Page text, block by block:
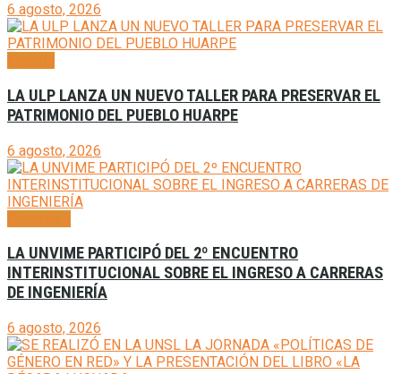
6 agosto, 2026
LA ULP LANZA UN NUEVO TALLER PARA PRESERVAR EL
PATRIMONIO DEL PUEBLO HUARPE
6 agosto, 2026
LA UNVIME PARTICIPÓ DEL 2º ENCUENTRO
INTERINSTITUCIONAL SOBRE EL INGRESO A CARRERAS
DE INGENIERÍA
6 agosto, 2026